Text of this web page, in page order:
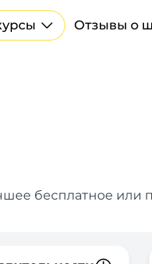
Отзывы о
бесплатное или